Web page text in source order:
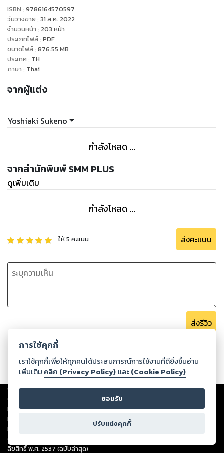
ISBN : 9786164570597
วันวางขาย : 31 ส.ค. 2022
จำนวนหน้า : 203 หน้า
ประเภทไฟล์: PDF
ขนาดไฟล์: 876.55 MB
ประเทศ: TH
ภาษา : Thai
จากผู้แต่ง
Yoshiaki Sukeno
กำลังโหลด ...
จากสำนักพิมพ์ SMM PLUS
ดูเพิ่มเติม
กำลังโหลด ...
ให้5 คะแนน ส่งคะแนน
ส่งรีวิว
Copyright ©2026Storylog Co., Ltd. - สตอรี่ล็อกขอสงวนสิทธิ์ไม่รับผิดชอบ
ต่อผลงานหรือเนื้อหาใดที่อัปโหลดผ่านเว็บไซต์และปรากฏว่าละเมิดสิทธิใน
ทรัพย์สินทางปัญญาของบุคคลอื่นหรือขัดต่อกฎหมายและศีลธรรม ดังนั้น ผู้อ่าน
ทุกท่านโปรดใช้วิจารณญาณในการกลั่นกรองด้วยตนเอง และหากท่านพบว่าส่วน
หนึ่งส่วนใดขัดต่อกฎหมายและศีลธรรม กรุณาแจ้งมายังบริษัท เพื่อทีมงานจะได้
ดำเนินการในทันที ทั้งนี้ ทางสตอรี่ล็อกขอสงวนลิขสิทธิ์ตามพระราชบัญญัติ
ลิขสิทธิ์ พ.ศ. 2537 (ฉบับล่าสุด)
การใช้คุกกี้
เราใช้คุกกี้เพื่อให้ทุกคนได้ประสบการณ์การใช้งานที่ดียิ่งขึ้นอ่าน
เพิ่มเติม คลิก (Privacy Policy) และ (Cookie Policy)
ยอมรับ
ปรับแต่งคุกกี้